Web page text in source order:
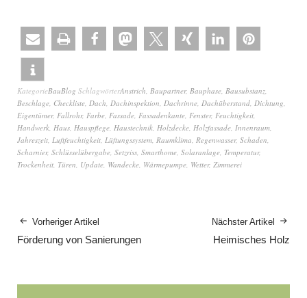
KategorieBauBlog SchlagwörterAnstrich, Baupartner, Bauphase, Bausubstanz,
Beschlage, Checkliste, Dach, Dachinspektion, Dachrinne, Dachüberstand, Dichtung,
Eigentümer, Fallrohr, Farbe, Fassade, Fassadenkante, Fenster, Feuchtigkeit,
Handwerk, Haus, Hauspflege, Haustechnik, Holzdecke, Holzfassade, Innenraum,
Jahreszeit, Luftfeuchtigkeit, Lüftungssystem, Raumklima, Regenwasser, Schaden,
Scharnier, Schlüsselübergabe, Setzriss, Smarthome, Solaranlage, Temperatur,
Trockenheit, Türen, Update, Wandecke, Wärmepumpe, Wetter, Zimmerei
Vorheriger Artikel
Förderung von Sanierungen
Nächster Artikel
Heimisches Holz